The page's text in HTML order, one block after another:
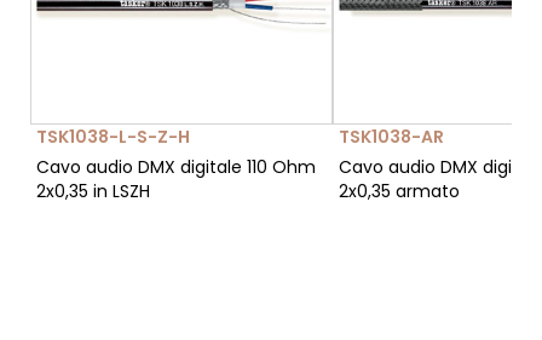
TSK1038-L-S-Z-H
Cavo audio DMX digitale 110 Ohm
2x0,35 in LSZH
TSK1038-AR
Cavo audio DMX
2x0,35 armato